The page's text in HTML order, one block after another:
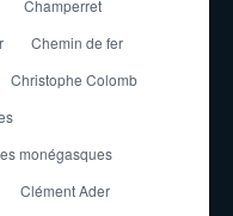
Champerret
Chemin de fer
Christophe Colomb
monégasques
Clément Ader